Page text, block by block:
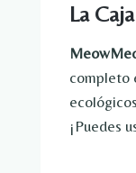
La
completo
¡Puedes